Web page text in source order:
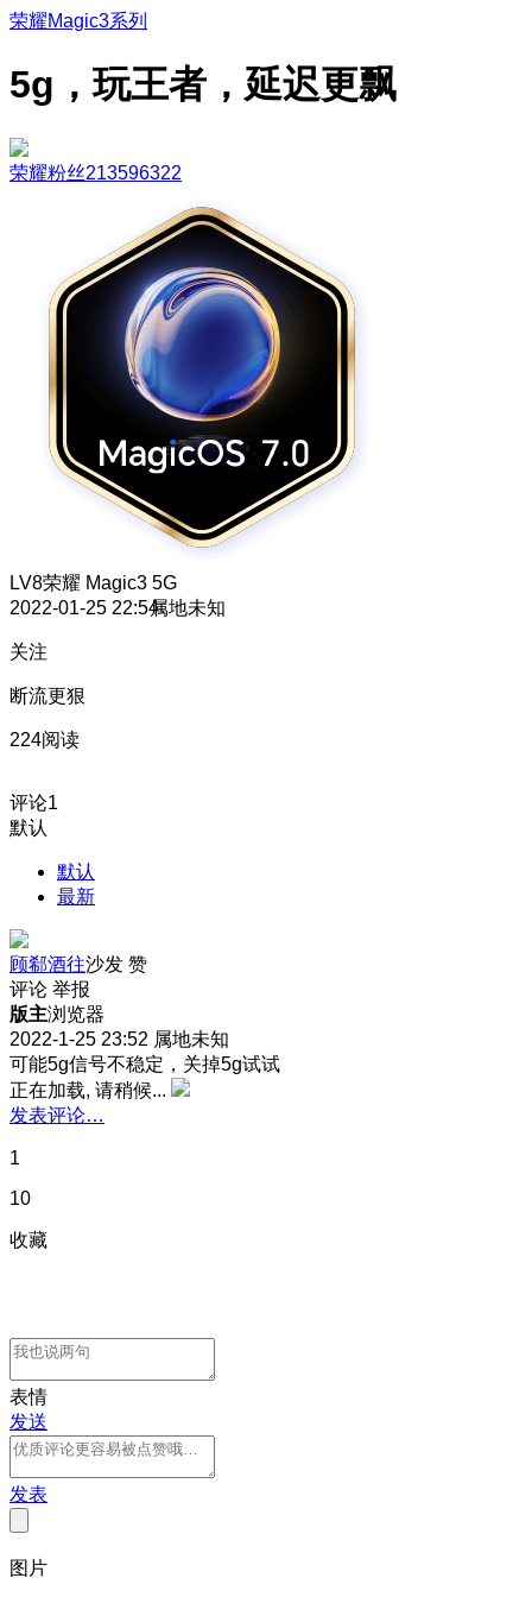
荣耀Magic3系列
5g，玩王者，延迟更飘
荣耀粉丝213596322
LV8荣耀 Magic3 5G
2022-01-25 22:54属地未知
关注
断流更狠
224阅读
评论1
默认
默认
最新
顾郗酒往沙发 赞
评论 举报
版主浏览器
2022-1-25 23:52 属地未知
可能5g信号不稳定，关掉5g试试
正在加载, 请稍候...
发表评论…
1
10
收藏
表情
发送
发表
图片